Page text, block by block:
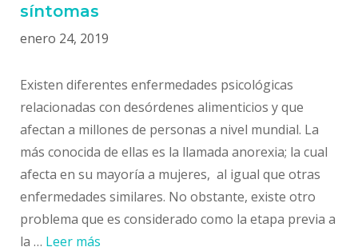
síntomas
enero 24, 2019
Existen diferentes enfermedades psicológicas
relacionadas con desórdenes alimenticios y que
afectan a millones de personas a nivel mundial. La
más conocida de ellas es la llamada anorexia; la cual
afecta en su mayoría a mujeres, al igual que otras
enfermedades similares. No obstante, existe otro
problema que es considerado como la etapa previa a
la … Leer más